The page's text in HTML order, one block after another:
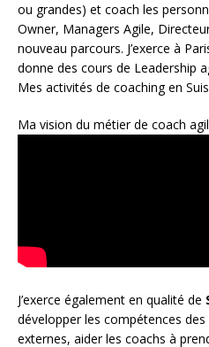
ou grandes) et coach les
Owner, Managers Agile,
nouveau parcours. J’exerce à
donne des cours de Leadership
Mes activités de coaching en
Ma vision du métier de coach
J’exerce également en qualité de
développer les compétences
externes, aider les coachs à